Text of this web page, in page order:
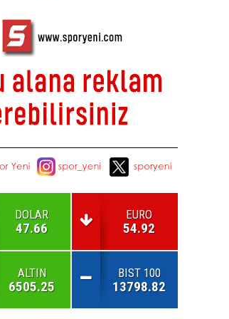
DOLAR
47.66
EURO
54.92
ALTIN
6505.25
BIST 100
13798.82